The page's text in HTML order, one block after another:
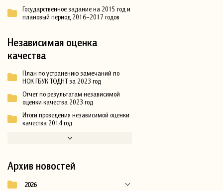
Государственное задание на 2015 год и
плановый период 2016–2017 годов
Независимая оценка
качества
План по устранению замечаний по
НОК ГБУК ТОДНТ за 2023 год
Отчет по результатам независимой
оценки качества 2023 год
Итоги проведения независимой оценки
качества 2014 год
Архив новостей
2026